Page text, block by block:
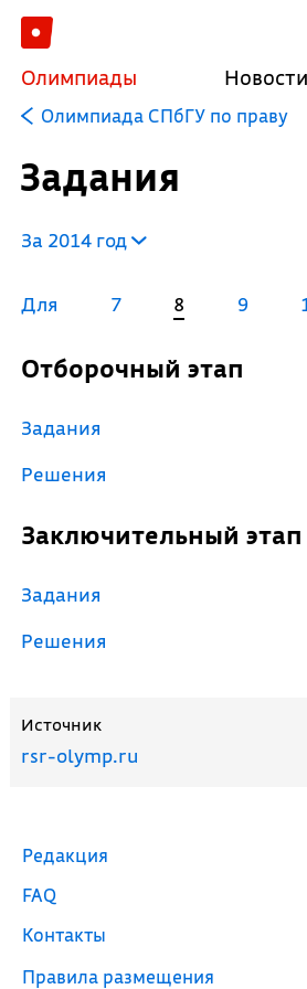
Олимпиады Новости
Олимпиада СПбГУ по праву
Задания
За 2014 год
Для 7 8 9
Отборочный этап
Задания
Решения
Заключительный этап
Задания
Решения
Источник
rsr-olymp.ru
Редакция
FAQ
Контакты
Правила размещения